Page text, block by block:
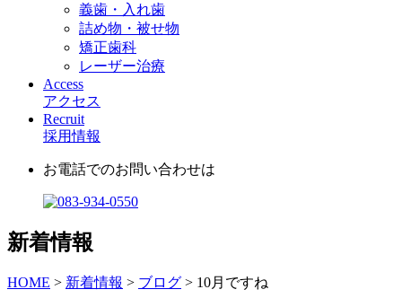
義歯・入れ歯
詰め物・被せ物
矯正歯科
レーザー治療
Access
アクセス
Recruit
採用情報
お電話でのお問い合わせは
新着情報
HOME > 新着情報 > ブログ > 10月ですね